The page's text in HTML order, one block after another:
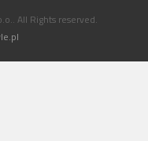
All Rights reserved.